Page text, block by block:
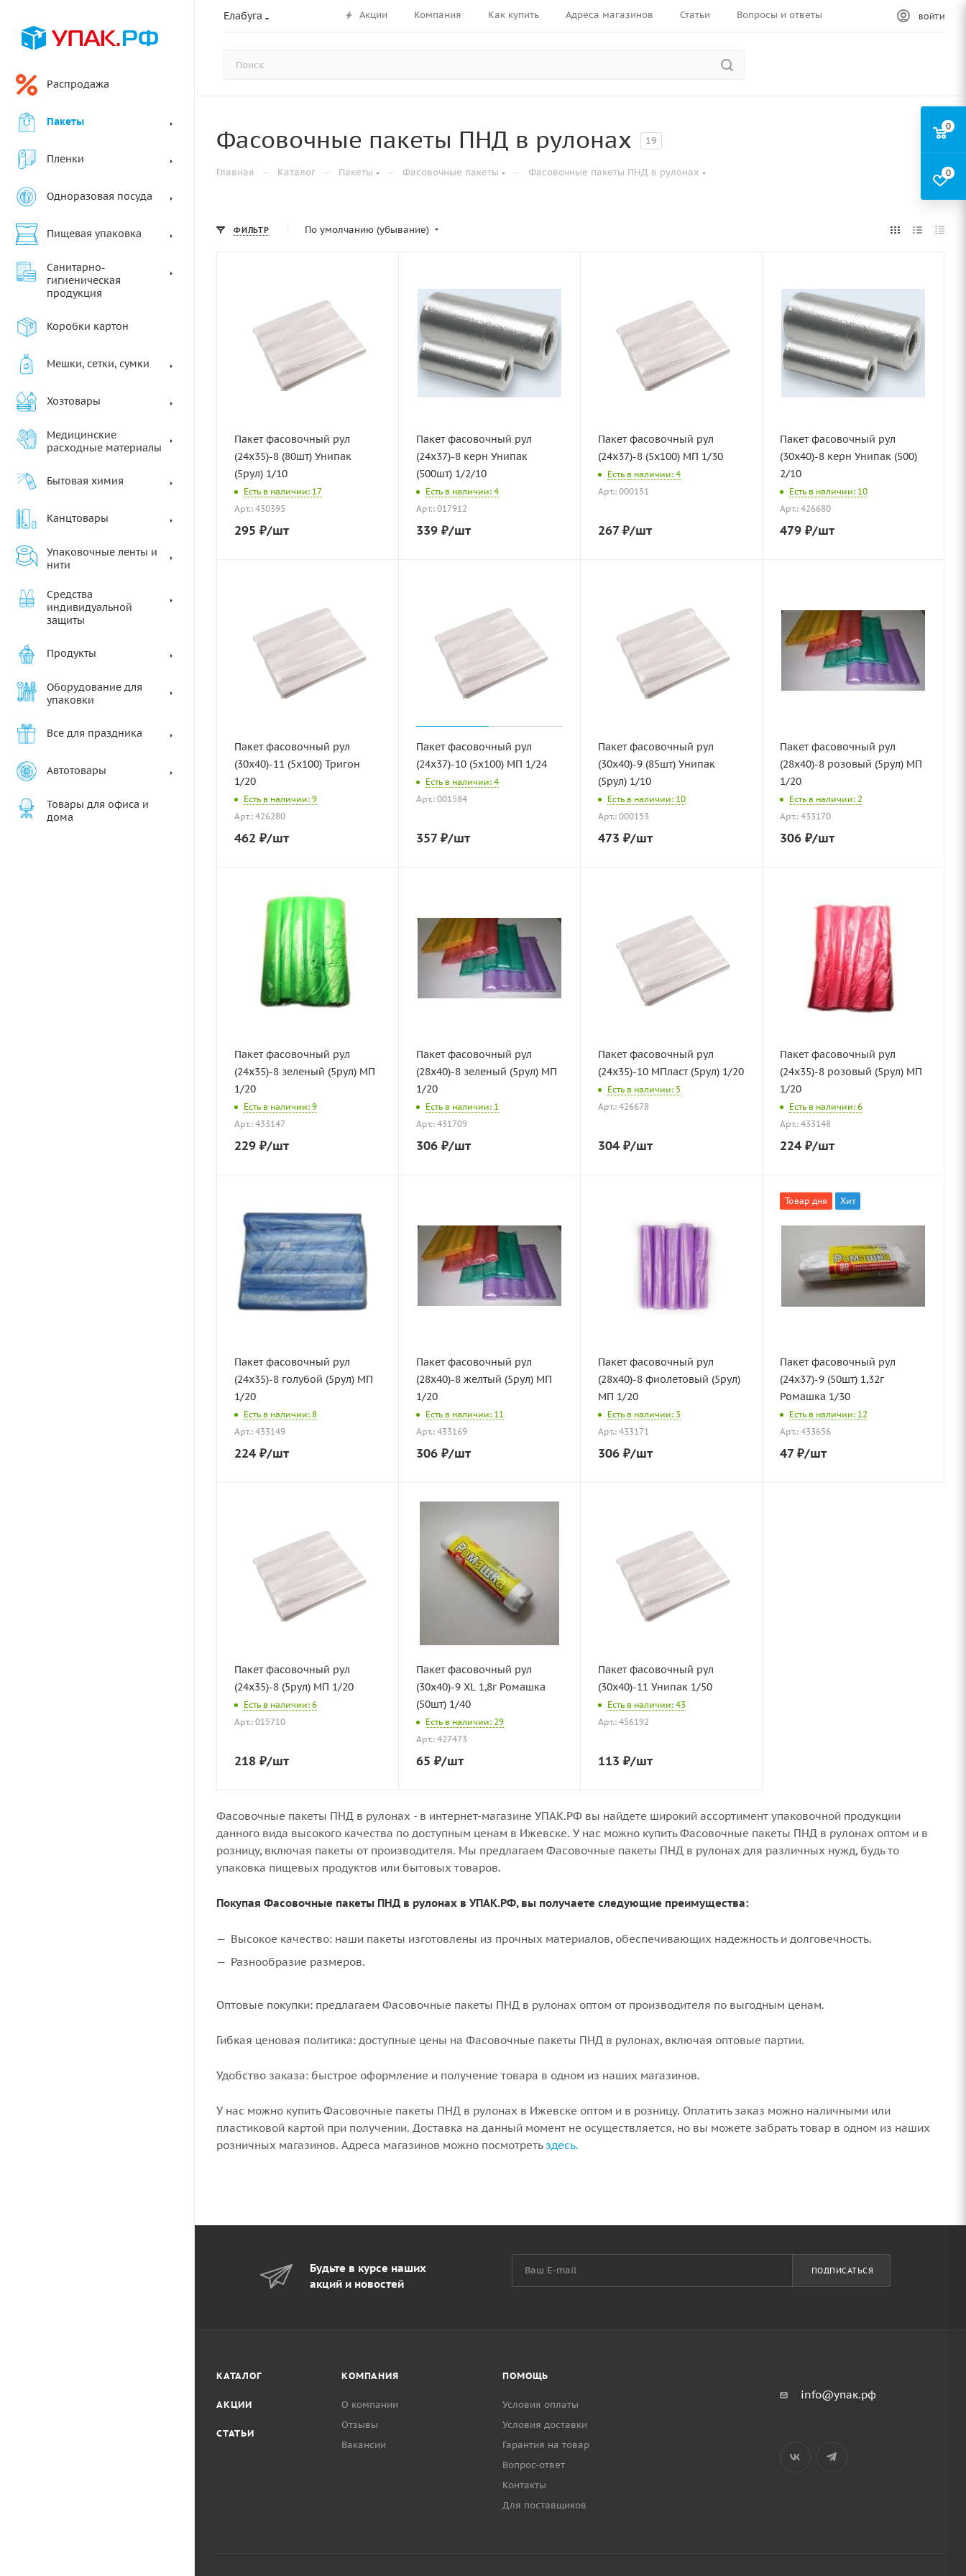
Елабуга Акции Компания Как купить Адреса магазинов Статьи Вопросы и ответы ВОЙТИ
Распродажа
Пакеты
Пленки
Одноразовая посуда
Пищевая упаковка
Санитарно-
гигиеническая
продукция
Коробки картон
Мешки, сетки, сумки
Хозтовары
Медицинские
расходные материалы
Бытовая химия
Канцтовары
Упаковочные ленты и
нити
Средства
индивидуальной
защиты
Продукты
Оборудование для
упаковки
Все для праздника
Автотовары
Товары для офиса и
дома
Фасовочные пакеты ПНД в рулонах 19
Главная — Каталог — Пакеты — Фасовочные пакеты — Фасовочные пакеты ПНД в рулонах
ФИЛЬТР По умолчанию (убывание)
Пакет фасовочный рул
(24х35)-8 (80шт) Унипак
(5рул) 1/10
Есть в наличии: 17
Арт.: 430395
295 ₽/шт
Пакет фасовочный рул
(24х37)-8 керн Унипак
(500шт) 1/2/10
Есть в наличии: 4
Арт.: 017912
339 ₽/шт
Пакет фасовочный рул
(24х37)-8 (5х100) МП 1/30
Есть в наличии: 4
Арт.: 000151
267₽/шт
Пакет фасовочный рул
(30х40)-8 керн Унипак (500)
2/10
Есть в наличии: 10
Арт.: 426680
479 ₽/шт
Пакет фасовочный рул
(30х40)-11 (5х100) Тригон
1/20
Есть в наличии: 9
Арт.: 426280
462 ₽/шт
Пакет фасовочный рул
(24х37)-10 (5х100) МП 1/24
Есть в наличии: 4
Арт.: 001584
357₽/шт
Пакет фасовочный рул
(30х40)-9 (85шт) Унипак
(5рул) 1/10
Есть в наличии: 10
Арт.: 000153
473 ₽/шт
Пакет фасовочный рул
(28х40)-8 розовый (5рул) МП
1/20
Есть в наличии: 2
Арт.: 433170
306 ₽/шт
Пакет фасовочный рул
(24х35)-8 зеленый (5рул) МП
1/20
Есть в наличии: 9
Арт.: 433147
229 ₽/шт
Пакет фасовочный рул
(28х40)-8 зеленый (5рул) МП
1/20
Есть в наличии: 1
Арт.: 431709
306 ₽/шт
Пакет фасовочный рул
(24х35)-10 МПласт (5рул) 1/20
Есть в наличии: 5
Арт.: 426678
304 ₽/шт
Пакет фасовочный рул
(24х35)-8 розовый (5рул) МП
1/20
Есть в наличии: 6
Арт.: 433148
224 ₽/шт
Пакет фасовочный рул
(24х35)-8 голубой (5рул) МП
1/20
Есть в наличии: 8
Арт.: 433149
224 ₽/шт
Пакет фасовочный рул
(28х40)-8 желтый (5рул) МП
1/20
Есть в наличии: 11
Арт.: 433169
306 ₽/шт
Пакет фасовочный рул
(28х40)-8 фиолетовый (5рул)
МП 1/20
Есть в наличии: 3
Арт.: 433171
306 ₽/шт
Товар дня Хит
Пакет фасовочный рул
(24х37)-9 (50шт) 1,32г
Ромашка 1/30
Есть в наличии: 12
Арт.: 433656
47₽/шт
Пакет фасовочный рул
(24х35)-8 (5рул) МП 1/20
Есть в наличии: 6
Арт.: 015710
218 ₽/шт
Пакет фасовочный рул
(30х40)-9 XL 1,8г Ромашка
(50шт) 1/40
Есть в наличии: 29
Арт.: 427473
65 ₽/шт
Пакет фасовочный рул
(30х40)-11 Унипак 1/50
Есть в наличии: 43
Арт.: 456192
113 ₽/шт
Фасовочные пакеты ПНД в рулонах - в интернет-магазине УПАК.РФ вы найдете широкий ассортимент упаковочной продукции
данного вида высокого качества по доступным ценам в Ижевске. У нас можно купить Фасовочные пакеты ПНД в рулонах оптом и в
розницу, включая пакеты от производителя. Мы предлагаем Фасовочные пакеты ПНД в рулонах для различных нужд, будь то
упаковка пищевых продуктов или бытовых товаров.
Покупая Фасовочные пакеты ПНД в рулонах в УПАК.РФ, вы получаете следующие преимущества:
Высокое качество: наши пакеты изготовлены из прочных материалов, обеспечивающих надежность и долговечность.
Разнообразие размеров.
Оптовые покупки: предлагаем Фасовочные пакеты ПНД в рулонах оптом от производителя по выгодным ценам.
Гибкая ценовая политика: доступные цены на Фасовочные пакеты ПНД в рулонах, включая оптовые партии.
Удобство заказа: быстрое оформление и получение товара в одном из наших магазинов.
У нас можно купить Фасовочные пакеты ПНД в рулонах в Ижевске оптом и в розницу. Оплатить заказ можно наличными или
пластиковой картой при получении. Доставка на данный момент не осуществляется, но вы можете забрать товар в одном из наших
розничных магазинов. Адреса магазинов можно посмотретьздесь.
Будьте в курсе наших
акций и новостей
ПОДПИСАТЬСЯ
КАТАЛОГ
АКЦИИ
СТАТЬИ
КОМПАНИЯ
О компании
Отзывы
Вакансии
ПОМОЩЬ
Условия оплаты
Условия доставки
Гарантия на товар
Вопрос-ответ
Контакты
Для поставщиков
info@упак.рф
0
0